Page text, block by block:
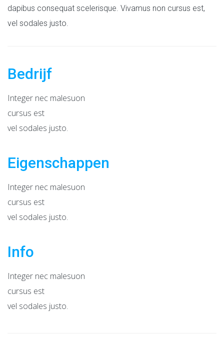
dapibus consequat scelerisque. Vivamus non cursus est,
vel sodales justo.
Bedrijf
Integer nec malesuon
cursus est
vel sodales justo.
Eigenschappen
Integer nec malesuon
cursus est
vel sodales justo.
Info
Integer nec malesuon
cursus est
vel sodales justo.